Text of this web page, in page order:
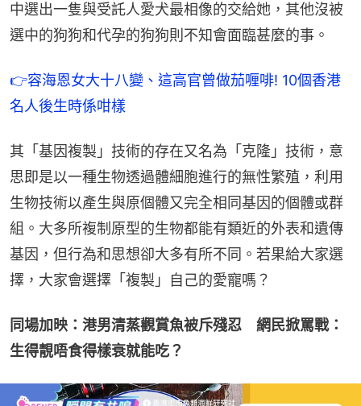
中選出一隻與受託人愛犬最相像的交給她，其他沒被
選中的狗狗和代孕的狗狗則不知會面臨甚麼的事。
👉容海恩女大十八變、這高官曾做茄喱啡! 10個香港
名人後生時係咁樣
其「基因複製」技術的存在又名為「克隆」技術，意
思即是以一種生物透過體細胞進行的無性繁殖，利用
生物技術以產生與原個體又完全相同基因的個體或群
組。大多所複制原型的生物都能有類近的外表和遺傳
基因，但行為和思想卻大多有所不同。若果給大家選
擇，大家會選擇「複製」自己的愛寵嗎？
同場加映：港男清蒸觀賞魚被斥殘忍　網民掀罵戰：
生得靚唔食得樣衰就能吃？